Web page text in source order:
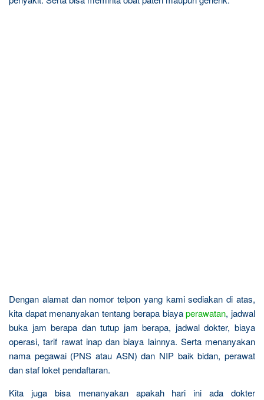
Dengan alamat dan nomor telpon yang kami sediakan di atas,
kita dapat menanyakan tentang berapa biayaperawatan, jadwal
buka jam berapa dan tutup jam berapa, jadwal dokter, biaya
operasi, tarif rawat inap dan biaya lainnya. Serta menanyakan
nama pegawai (PNS atau ASN) dan NIP baik bidan, perawat
dan staf loket pendaftaran.
Kita juga bisa menanyakan apakah hari ini ada dokter